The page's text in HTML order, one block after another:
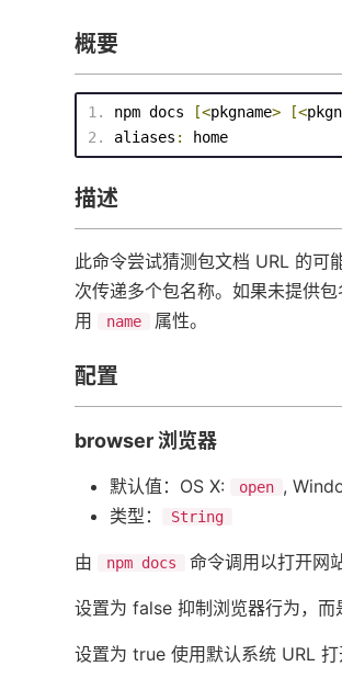
概要
npm docs [<pkgname> [<
aliases : home
描述
此命令尝试猜测包文档 URL 的可
次传递多个包名称。如果未提供
用
name 属性。
配置
browser 浏览器
默认值：OS X: open ,
类型： String
由 npm docs 命令调用以打开网
设置为 false 抑制浏览器行为，而
设置为 true 使用默认系统 URL 打